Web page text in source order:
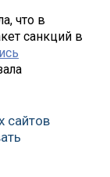
что в
санкций в
сайтов